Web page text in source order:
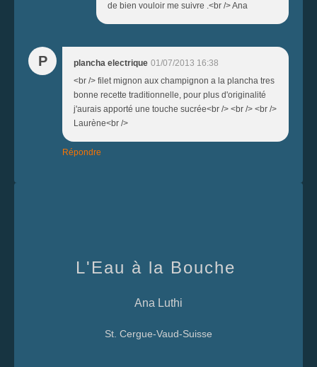
de bien vouloir me suivre .<br /> Ana
P plancha electrique 01/07/2013 16:38
<br /> filet mignon aux champignon a la plancha tres
bonne recette traditionnelle, pour plus d'originalité
j'aurais apporté une touche sucrée<br /> <br /> <br />
Laurène<br />
Répondre
L'Eau à la Bouche
Ana Luthi
St. Cergue-Vaud-Suisse